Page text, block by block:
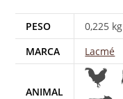
PESO
0,225 kg
MARCA
Lacmé
ANIMAL